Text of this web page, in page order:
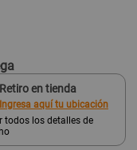
Retiro en tienda
Ingresa aquí tu ubicación
todos los detalles de